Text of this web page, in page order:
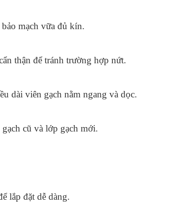
mạch vữa đủ kín.
thận để tránh trường hợp nứt.
dài viên gạch nằm ngang và dọc.
cũ và lớp gạch mới.
lắp đặt dễ dàng.